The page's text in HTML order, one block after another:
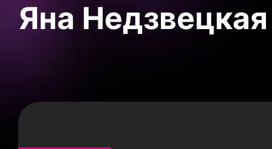
Яна Недзвецкая